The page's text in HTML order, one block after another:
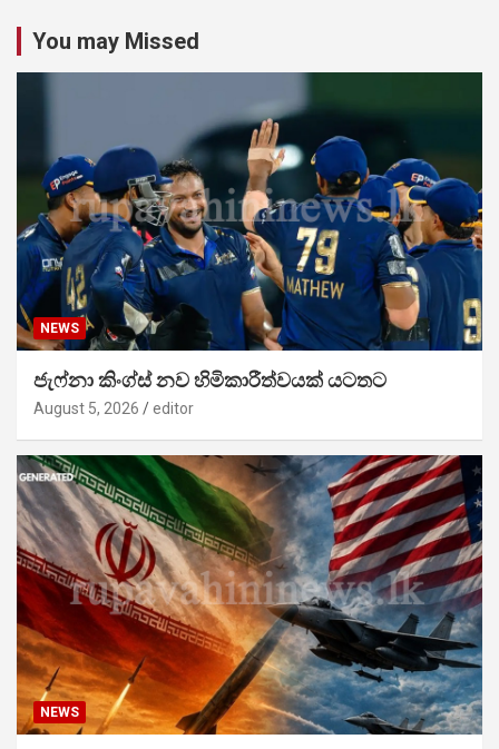
You may Missed
NEWS
ජැෆ්නා කිංග්ස් නව හිමිකාරීත්වයක් යටතට
August 5, 2026 editor
NEWS